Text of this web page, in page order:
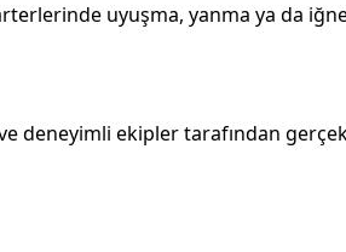
uyuşma, yanma ya da
deneyimli ekipler tarafından